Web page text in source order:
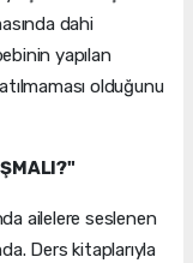
dahi
yapılan
olduğunu
ailelere seslenen
Ders kitaplarıyla